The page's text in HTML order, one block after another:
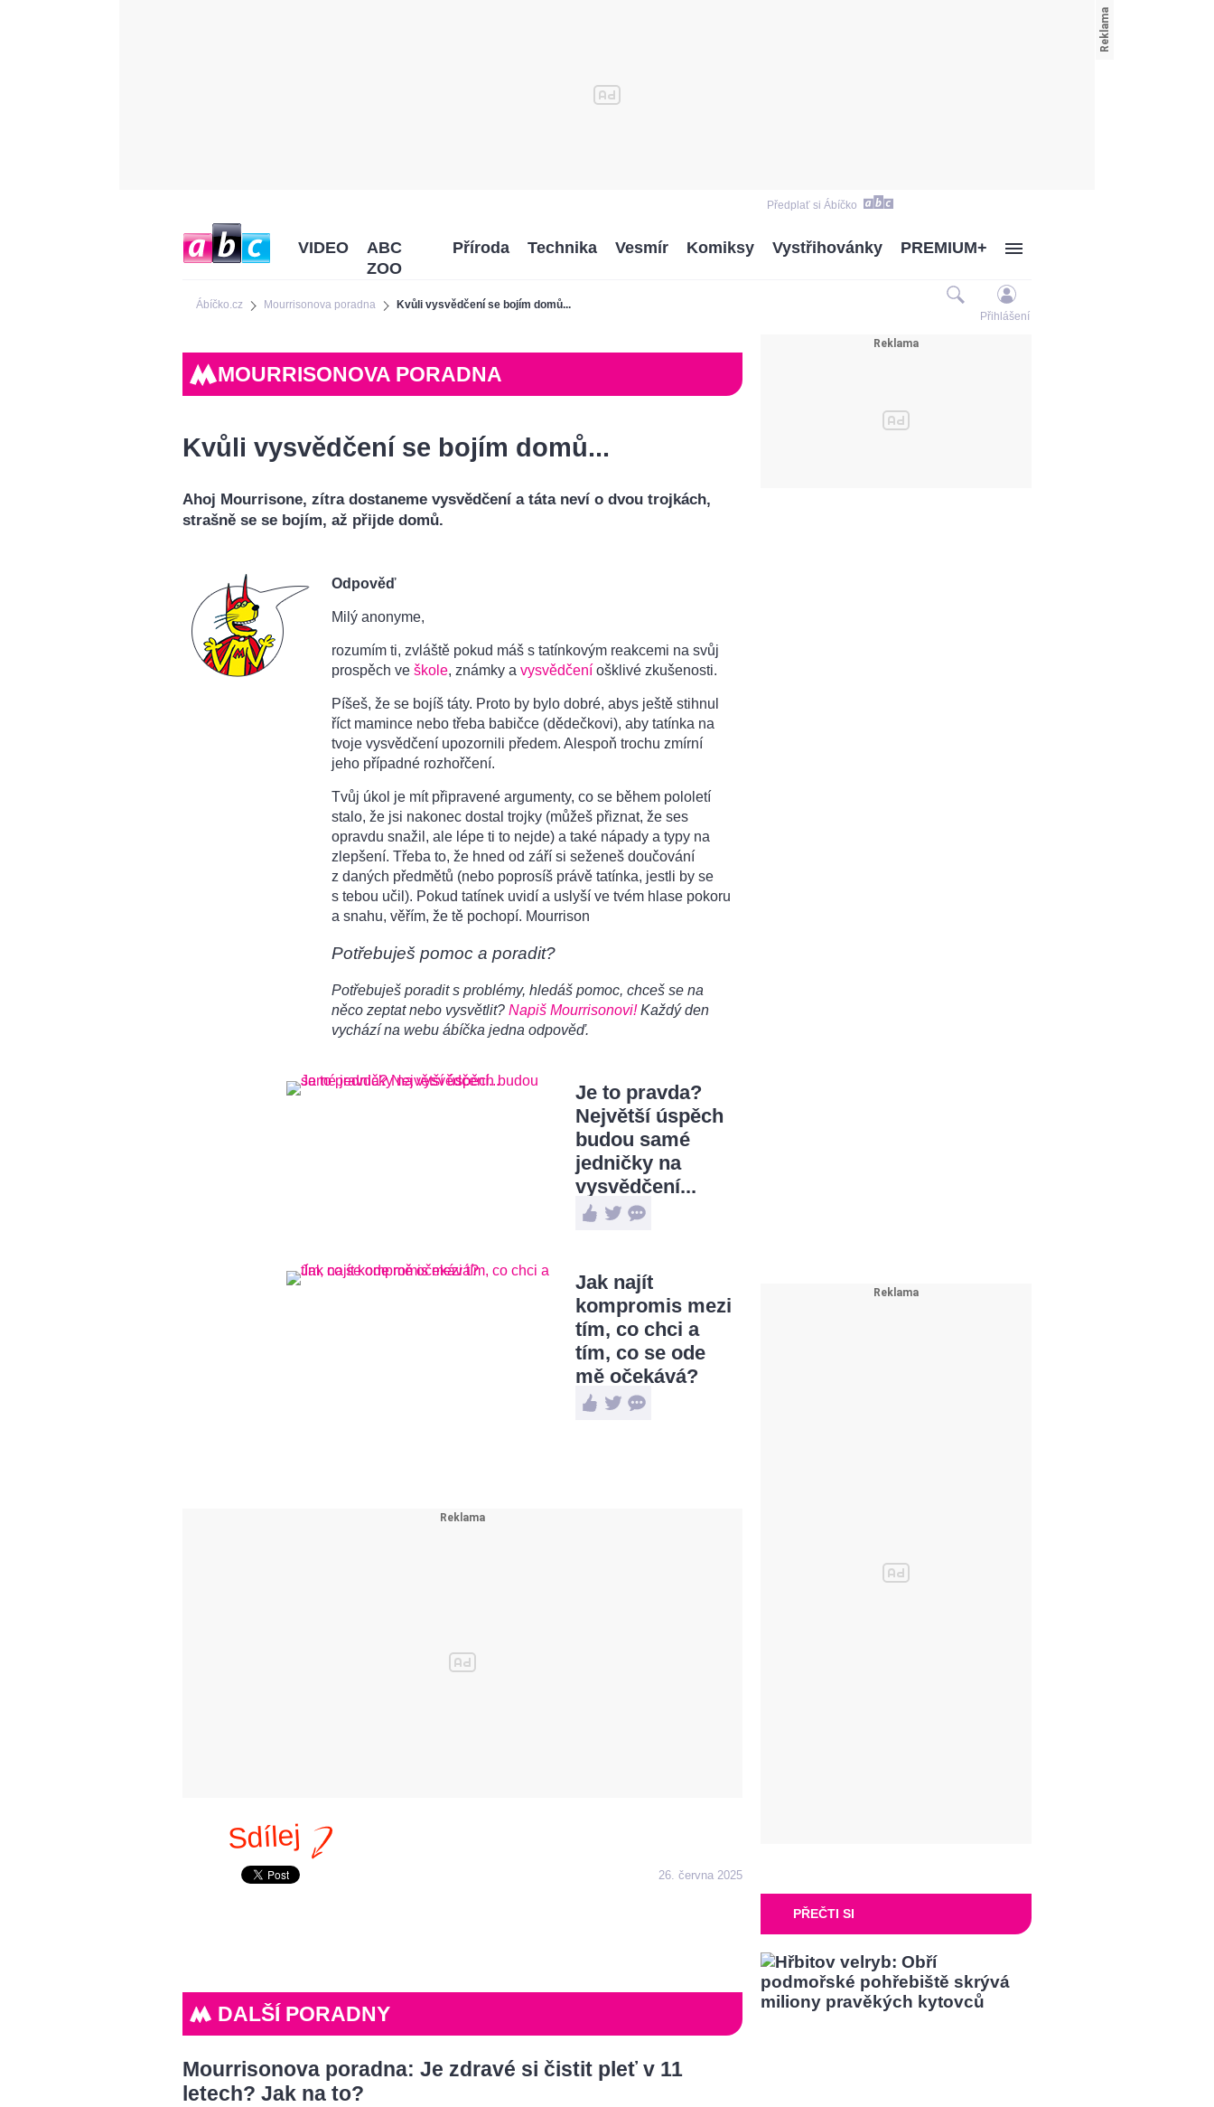
Předplať si Ábíčko
Ábíčko.cz Mourrisonova poradna Kvůli vysvědčení se bojím domů...
VIDEO
ABC
ZOO
Příroda Technika Vesmír Komiksy Vystřihovánky PREMIUM+
Přihlášení
MOURRISONOVA PORADNA
Kvůli vysvědčení se bojím domů...
Ahoj Mourrisone, zítra dostaneme vysvědčení a táta neví o dvou trojkách,
strašně se se bojím, až přijde domů.
Odpověď
Milý anonyme,
rozumím ti, zvláště pokud máš s tatínkovým reakcemi na svůj
prospěch ve škole, známky a vysvědčení ošklivé zkušenosti.
Píšeš, že se bojíš táty. Proto by bylo dobré, abys ještě stihnul
říct mamince nebo třeba babičce (dědečkovi), aby tatínka na
tvoje vysvědčení upozornili předem. Alespoň trochu zmírní
jeho případné rozhořčení.
Tvůj úkol je mít připravené argumenty, co se během pololetí
stalo, že jsi nakonec dostal trojky (můžeš přiznat, že ses
opravdu snažil, ale lépe ti to nejde) a také nápady a typy na
zlepšení. Třeba to, že hned od září si seženeš doučování
z daných předmětů (nebo poprosíš právě tatínka, jestli by se
s tebou učil). Pokud tatínek uvidí a uslyší ve tvém hlase pokoru
a snahu, věřím, že tě pochopí. Mourrison
Potřebuješ pomoc a poradit?
Potřebuješ poradit s problémy, hledáš pomoc, chceš se na
něco zeptat nebo vysvětlit? Napiš Mourrisonovi!Každý den
vychází na webu ábíčka jedna odpověď.
Je to pravda?
Největší úspěch
budou samé
jedničky na
vysvědčení...
Jak najít
kompromis mezi
tím, co chci a
tím, co se ode
mě očekává?
Sdílej
26. června 2025
DALŠÍ PORADNY
Mourrisonova poradna: Je zdravé si čistit pleť v 11
letech? Jak na to?
PŘEČTI SI